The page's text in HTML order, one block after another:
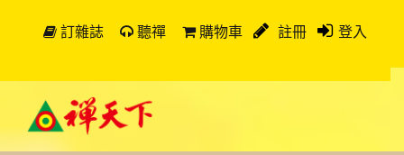
訂雜誌 聽禪 購物車 註冊 登入